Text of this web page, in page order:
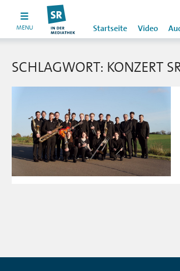
MENU Startseite Video
SCHLAGWORT: KONZERT